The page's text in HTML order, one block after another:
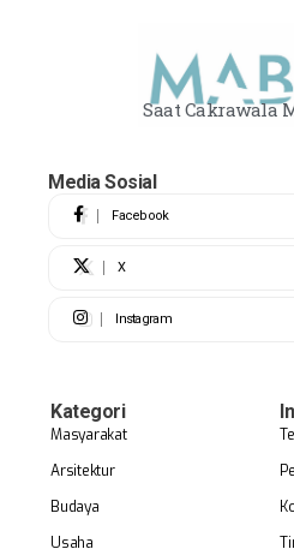
Saat Cakrawala
Media Sosial
Facebook
X
Instagram
Kategori
Masyarakat
Arsitektur
Budaya
Usaha